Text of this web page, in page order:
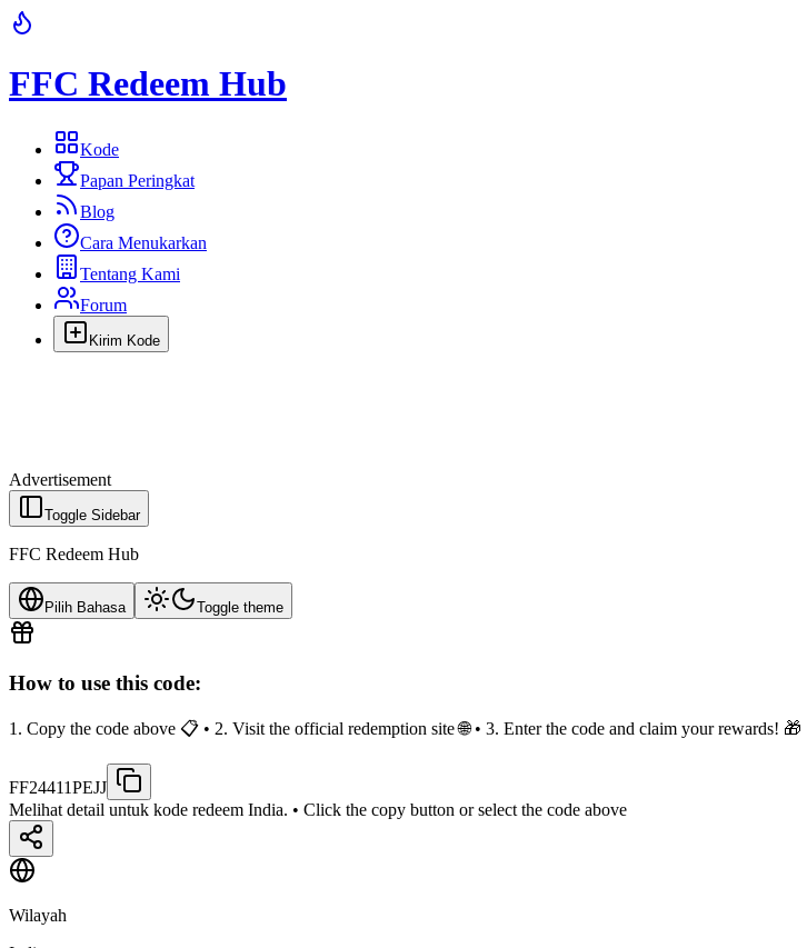
FFC Redeem Hub
Kode
Papan Peringkat
Blog
Cara Menukarkan
Tentang Kami
Forum
Kirim Kode
Advertisement
Toggle Sidebar
FFC Redeem Hub
Pilih Bahasa Toggle theme
How to use this code:
1. Copy the code above 📋 • 2. Visit the official redemption site 🌐 • 3. Enter the code and claim your rewards! 🎁
FF24411PEJJ
Melihat detail untuk kode redeem India. • Click the copy button or select the code above
Wilayah